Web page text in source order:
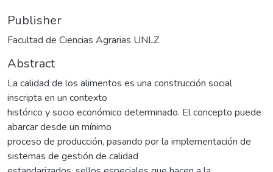
Publisher
Facultad de Ciencias Agrarias UNLZ
Abstract
La calidad de los alimentos es una construcción social
inscripta en un contexto
histórico y socio económico determinado. El concepto puede
abarcar desde un mínimo
proceso de producción, pasando por la implementación de
sistemas de gestión de calidad